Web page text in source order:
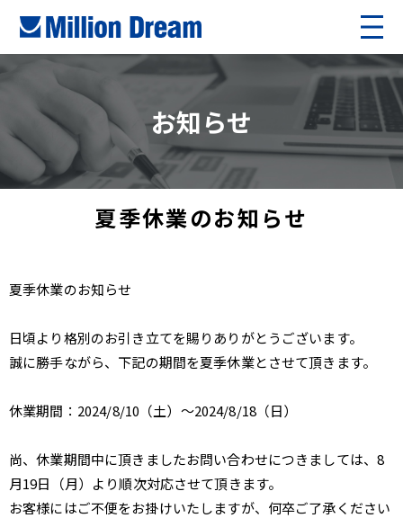
お知らせ
夏季休業のお知らせ
夏季休業のお知らせ
日頃より格別のお引き立てを賜りありがとうございます。
誠に勝手ながら、下記の期間を夏季休業とさせて頂きます。
休業期間：2024/8/10（土）～2024/8/18（日）
尚、休業期間中に頂きましたお問い合わせにつきましては、8
月19日（月）より順次対応させて頂きます。
お客様にはご不便をお掛けいたしますが、何卒ご了承ください